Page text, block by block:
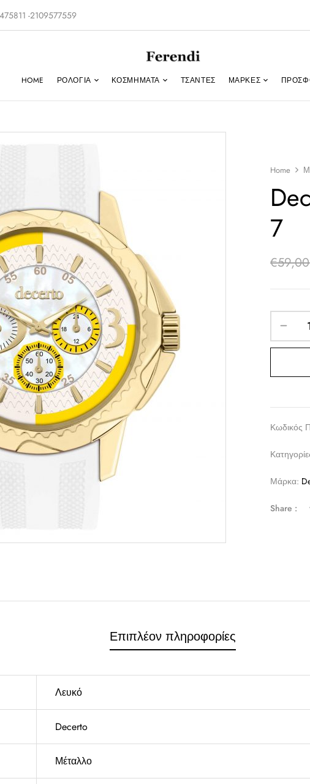
-2109577559
HOME ΡΟΛΌΓΙΑ ΚΟΣΜΉΜΑΤΑ ΤΣΑΝΤΕΣ ΜΑΡΚΕΣ
Home
7
€59,00
Κωδικός
Μάρκα:
Share :
Επιπλέον πληροφορίες
Λευκό
Decerto
Μέταλλο